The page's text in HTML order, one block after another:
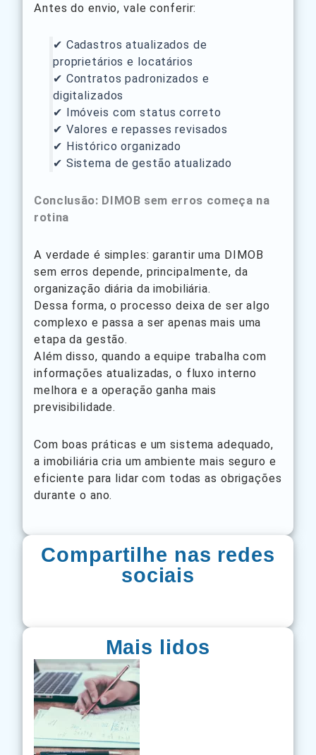
Antes do envio, vale conferir:
✔ Cadastros atualizados de
proprietários e locatários
✔ Contratos padronizados e
digitalizados
✔ Imóveis com status correto
✔ Valores e repasses revisados
✔ Histórico organizado
✔ Sistema de gestão atualizado
Conclusão: DIMOB sem erros começa na
rotina
A verdade é simples: garantir uma DIMOB
sem erros depende, principalmente, da
organização diária da imobiliária.
Dessa forma, o processo deixa de ser algo
complexo e passa a ser apenas mais uma
etapa da gestão.
Além disso, quando a equipe trabalha com
informações atualizadas, o fluxo interno
melhora e a operação ganha mais
previsibilidade.
Com boas práticas e um sistema adequado,
a imobiliária cria um ambiente mais seguro e
eficiente para lidar com todas as obrigações
durante o ano.
Compartilhe nas redes
sociais
Mais lidos